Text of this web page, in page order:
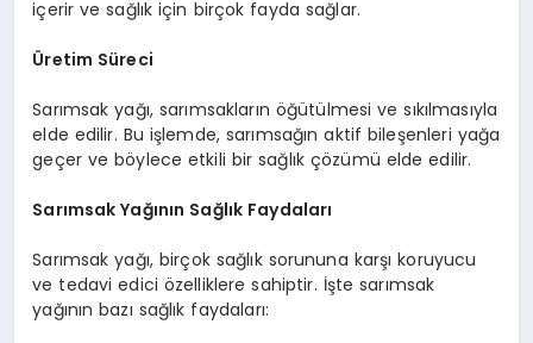
içerir ve sağlık için birçok fayda sağlar.
Üretim Süreci
Sarımsak yağı, sarımsakların öğütülmesi ve sıkılmasıyla
elde edilir. Bu işlemde, sarımsağın aktif bileşenleri yağa
geçer ve böylece etkili bir sağlık çözümü elde edilir.
Sarımsak Yağının Sağlık Faydaları
Sarımsak yağı, birçok sağlık sorununa karşı koruyucu
ve tedavi edici özelliklere sahiptir. İşte sarımsak
yağının bazı sağlık faydaları: